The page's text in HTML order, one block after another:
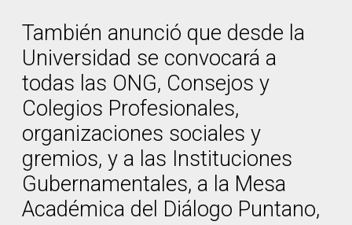
También anunció que desde la
Universidad se convocará a
todas las ONG, Consejos y
Colegios Profesionales,
organizaciones sociales y
gremios, y a las Instituciones
Gubernamentales, a la Mesa
Académica del Diálogo Puntano,